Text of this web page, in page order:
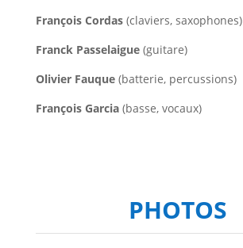
François Cordas(claviers, saxophones)
Franck Passelaigue(guitare)
Olivier Fauque(batterie, percussions)
François Garcia(basse, vocaux)
PHOTOS